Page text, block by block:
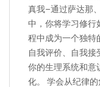
真我–通过萨达那
中，你将学习修行
程中成为一个独特
自我评价、自我接
你的生理系统和意
化。 学会从纪律